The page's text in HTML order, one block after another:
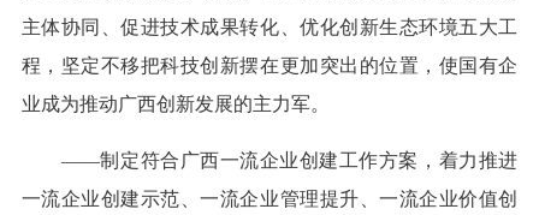
主体协同、促进技术成果转化、优化创新生态环境五大工
程，坚定不移把科技创新摆在更加突出的位置，使国有企
业成为推动广西创新发展的主力军。
——制定符合广西一流企业创建工作方案，着力推进
一流企业创建示范、一流企业管理提升、一流企业价值创